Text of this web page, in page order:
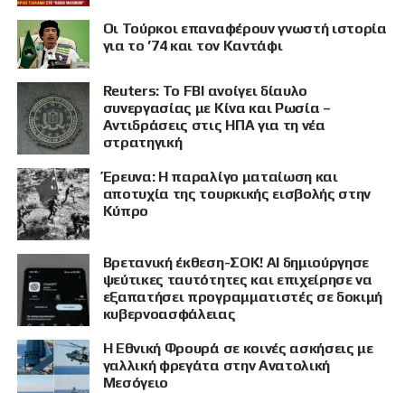
Οι Τούρκοι επαναφέρουν γνωστή ιστορία
για το ’74 και τον Καντάφι
Reuters: Το FBI ανοίγει δίαυλο
συνεργασίας με Κίνα και Ρωσία –
Αντιδράσεις στις ΗΠΑ για τη νέα
στρατηγική
Έρευνα: Η παραλίγο ματαίωση και
αποτυχία της τουρκικής εισβολής στην
Κύπρο
Βρετανική έκθεση-ΣΟΚ! AI δημιούργησε
ψεύτικες ταυτότητες και επιχείρησε να
εξαπατήσει προγραμματιστές σε δοκιμή
κυβερνοασφάλειας
Η Εθνική Φρουρά σε κοινές ασκήσεις με
γαλλική φρεγάτα στην Ανατολική
Μεσόγειο